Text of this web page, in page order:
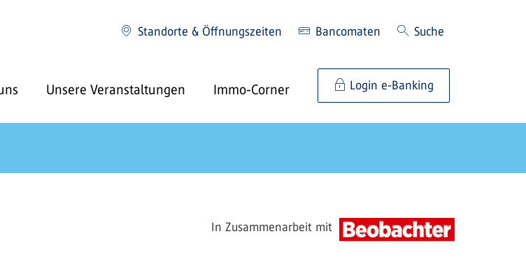
Standorte & Öffnungszeiten Bancomaten Suche
Unsere Veranstaltungen Immo-Corner Login e-Banking
In Zusammenarbeit mit